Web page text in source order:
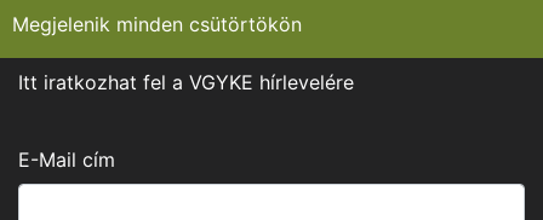
Megjelenik minden csütörtökön
Itt iratkozhat fel a VGYKE hírlevelére
E-Mail cím